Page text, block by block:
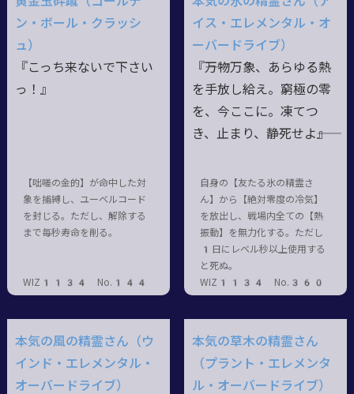
ン・ボール・クラッシ
ュ）
『こっち来ないで下さい
っ！』
【咄嗟の金的】が命中した対
象を捕縛し、ユーベルコード
を封じる。ただし、解除する
まで毎秒寿命を削る。
WIZ1134 No.144
イス・エレメンタル・オ
ーバードライブ）
『――万物万象、あらゆる熱
を手放し給え。窮極の零
を、今ここに。凍てつ
き、止まり、静死せよ――』
自身の【友たる氷の精霊さ
ん】から【絶対零度の冷気】
を放出し、戦場内全ての【熱
振動】を無力化する。ただし
1日にレベル秒以上使用する
と死ぬ。
WIZ1134 No.360
本気の風の精霊さん（ウ
インド・エレメンタル・
オーバードライブ）
本気の草木の精霊さん
（プラント・エレメンタ
ル・オーバードライブ）